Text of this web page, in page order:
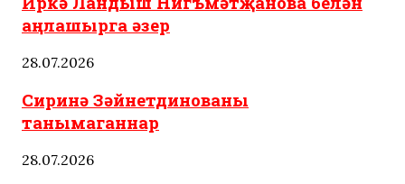
аңлашырга әзер
28.07.2026
Сиринә Зәйнетдинованы
танымаганнар
28.07.2026